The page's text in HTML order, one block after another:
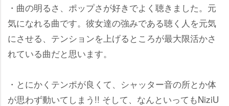
・曲の明るさ、ポップさが好きでよく聴きました。元
気になれる曲です。彼女達の強みである聴く人を元気
にさせる、テンションを上げるところが最大限活かさ
れている曲だと思います。
・とにかくテンポが良くて、シャッター音の所とか体
が思わず動いてしまう!! そして、なんといってもNiziU